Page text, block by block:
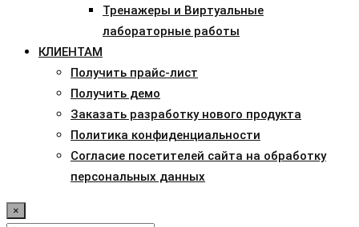
Тренажеры и Виртуальные
лабораторные работы
КЛИЕНТАМ
Получить прайс-лист
Получить демо
Заказать разработку нового продукта
Политика конфиденциальности
Согласие посетителей сайта на обработку
персональных данных
×